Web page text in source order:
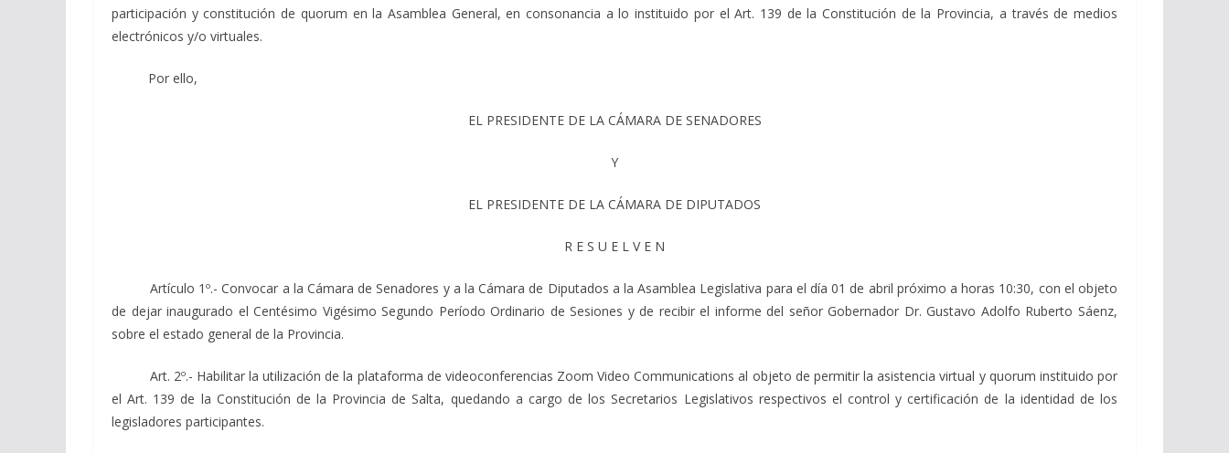
participación y constitución de quorum en la Asamblea General, en consonancia a lo instituido por el Art. 139 de la Constitución de la Provincia, a través de medios
electrónicos y/o virtuales.
Por ello,
EL PRESIDENTE DE LA CÁMARA DE SENADORES
Y
EL PRESIDENTE DE LA CÁMARA DE DIPUTADOS
R E S U E L V E N
Artículo 1º.- Convocar a la Cámara de Senadores y a la Cámara de Diputados a la Asamblea Legislativa para el día 01 de abril próximo a horas 10:30, con el objeto
de dejar inaugurado el Centésimo Vigésimo Segundo Período Ordinario de Sesiones y de recibir el informe del señor Gobernador Dr. Gustavo Adolfo Ruberto Sáenz,
sobre el estado general de la Provincia.
Art. 2º.- Habilitar la utilización de la plataforma de videoconferencias Zoom Video Communications al objeto de permitir la asistencia virtual y quorum instituido por
el Art. 139 de la Constitución de la Provincia de Salta, quedando a cargo de los Secretarios Legislativos respectivos el control y certificación de la identidad de los
legisladores participantes.